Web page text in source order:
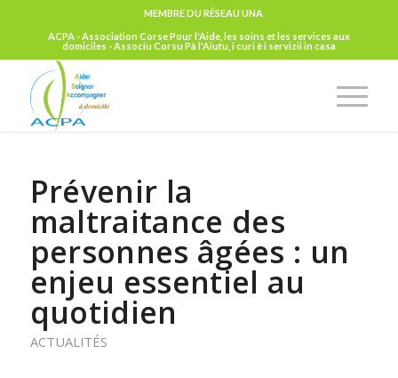
MEMBRE DU RÉSEAU UNA
ACPA - Association Corse Pour l'Aide, les soins et les services aux
domiciles - Associu Corsu Pà l'Aiutu, i curi è i servizii in casa
Prévenir la
maltraitance des
personnes âgées : un
enjeu essentiel au
quotidien
ACTUALITÉS